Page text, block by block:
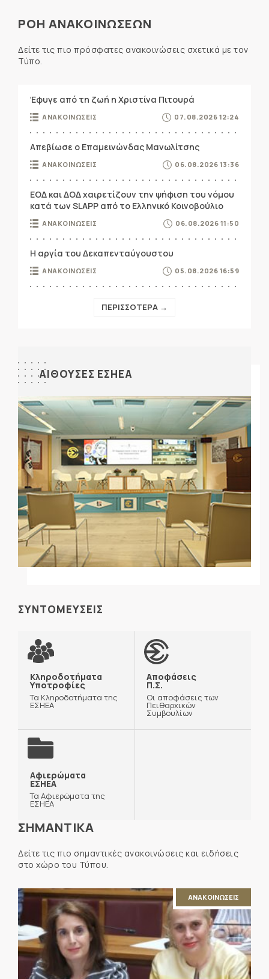
ΡΟΗ ΑΝΑΚΟΙΝΩΣΕΩΝ
Δείτε τις πιο πρόσφατες ανακοινώσεις σχετικά με τον
Τύπο.
Έφυγε από τη ζωή η Χριστίνα Πιτουρά
ΑΝΑΚΟΙΝΩΣΕΙΣ 07.08.2026 12:24
Απεβίωσε ο Επαμεινώνδας Μανωλίτσης
ΑΝΑΚΟΙΝΩΣΕΙΣ 06.08.2026 13:36
ΕΟΔ και ΔΟΔ χαιρετίζουν την ψήφιση του νόμου
κατά των SLAPP από το Ελληνικό Κοινοβούλιο
ΑΝΑΚΟΙΝΩΣΕΙΣ 06.08.2026 11:50
Η αργία του Δεκαπενταύγουστου
ΑΝΑΚΟΙΝΩΣΕΙΣ 05.08.2026 16:59
ΠΕΡΙΣΣΟΤΕΡΑ →
ΑΙΘΟΥΣΕΣ ΕΣΗΕΑ
ΣΥΝΤΟΜΕΥΣΕΙΣ
Κληροδοτήματα
Υποτροφίες
Τα Κληροδοτήματα της
ΕΣΗΕΑ
Αποφάσεις
Π.Σ.
Οι αποφάσεις των
Πειθαρχικών
Συμβουλίων
Αφιερώματα
ΕΣΗΕΑ
Τα Αφιερώματα της
ΕΣΗΕΑ
ΣΗΜΑΝΤΙΚΑ
Δείτε τις πιο σημαντικές ανακοινώσεις και ειδήσεις
στο χώρο του Τύπου.
ΑΝΑΚΟΙΝΩΣΕΙΣ